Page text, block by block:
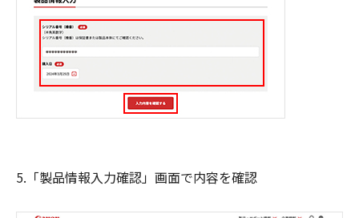
5.「製品情報入力確認」画面で内容を確認